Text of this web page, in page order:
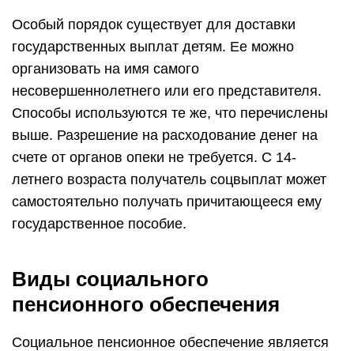
Особый порядок существует для доставки
государственных выплат детям. Ее можно
организовать на имя самого
несовершеннолетнего или его представителя.
Способы используются те же, что перечислены
выше. Разрешение на расходование денег на
счете от органов опеки не требуется. С 14-
летнего возраста получатель соцвыплат может
самостоятельно получать причитающееся ему
государственное пособие.
Виды социального
пенсионного обеспечения
Социальное пенсионное обеспечение является